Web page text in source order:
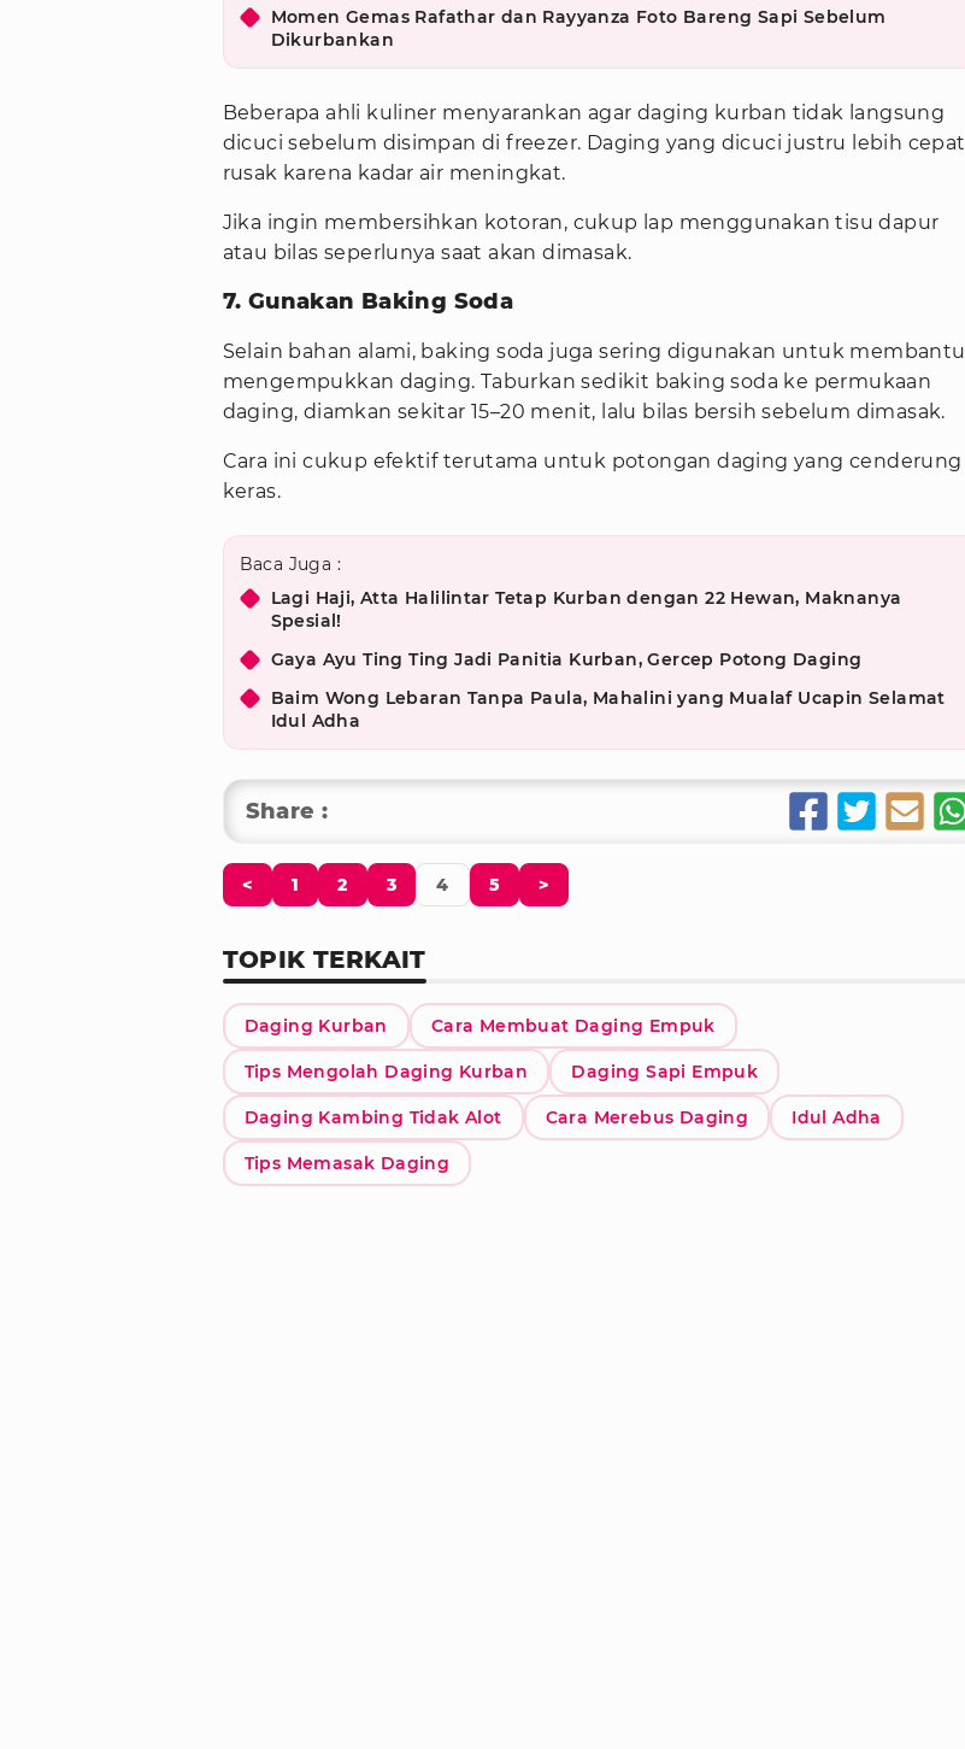
Momen Gemas Rafathar dan Rayyanza Foto Bareng Sapi Sebelum
Dikurbankan
Beberapa ahli kuliner menyarankan agar daging kurban tidak langsung
dicuci sebelum disimpan di freezer. Daging yang dicuci justru lebih cepat
rusak karena kadar air meningkat.
Jika ingin membersihkan kotoran, cukup lap menggunakan tisu dapur
atau bilas seperlunya saat akan dimasak.
7. Gunakan Baking Soda
Selain bahan alami, baking soda juga sering digunakan untuk membantu
mengempukkan daging. Taburkan sedikit baking soda ke permukaan
daging, diamkan sekitar 15–20 menit, lalu bilas bersih sebelum dimasak.
Cara ini cukup efektif terutama untuk potongan daging yang cenderung
keras.
Baca Juga :
Lagi Haji, Atta Halilintar Tetap Kurban dengan 22 Hewan, Maknanya
Spesial!
Gaya Ayu Ting Ting Jadi Panitia Kurban, Gercep Potong Daging
Baim Wong Lebaran Tanpa Paula, Mahalini yang Mualaf Ucapin Selamat
Idul Adha
Share :
< 1 2 3 4 5 >
TOPIK TERKAIT
Daging Kurban Cara Membuat Daging Empuk
Tips Mengolah Daging Kurban Daging Sapi Empuk
Daging Kambing Tidak Alot Cara Merebus Daging Idul Adha
Tips Memasak Daging